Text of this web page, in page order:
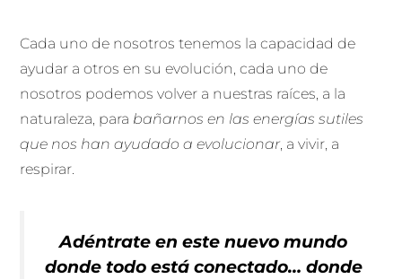
Cada uno de nosotros tenemos la capacidad de
ayudar a otros en su evolución, cada uno de
nosotros podemos volver a nuestras raíces, a la
naturaleza, para bañarnos en las energías sutiles
que nos han ayudado a evolucionar, a vivir, a
respirar.
Adéntrate en este nuevo mundo
donde todo está conectado… donde